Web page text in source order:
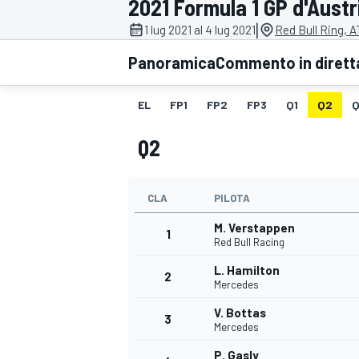
MOTOGP WEC
WRC
2021 Formula 1 GP
1 lug 2021 al 4 lug 2021| Red Bull Ring,
PanoramicaCommento in
EL FP1 FP2 FP3 Q1 Q2
Q2
CLA PILOTA
1 M. Verstappen
Red Bull Racing
2 L. Hamilton
Mercedes
3 V. Bottas
Mercedes
P. Gasly